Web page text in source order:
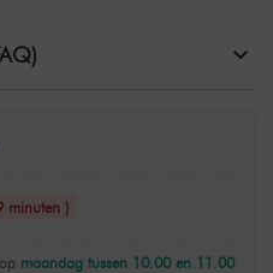
minuten )
maandag tussen 10.00 en 11.00